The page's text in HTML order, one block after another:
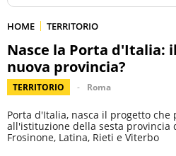
HOME TERRITORIO
Nasce la Porta d'Italia:
nuova provincia?
TERRITORIO Roma
Porta d'Italia, nasca il progetto
all'istituzione della sesta provincia
Frosinone, Latina, Rieti e Viterbo